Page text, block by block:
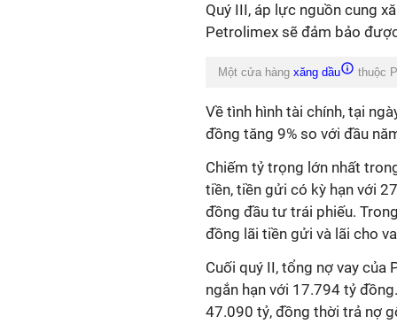
Quý III, áp lực nguồn cung
Petrolimex sẽ đảm bảo
Một cửa hàng xăng dầu thuộc
Về tình hình tài chính, tại
đồng tăng 9% so với đầu
Chiếm tỷ trọng lớn nhất
tiền, tiền gửi có kỳ hạn với
đồng đầu tư trái phiếu.
đồng lãi tiền gửi và lãi cho
Cuối quý II, tổng nợ vay của
ngắn hạn với 17.794 tỷ
47.090 tỷ, đồng thời trả nợ